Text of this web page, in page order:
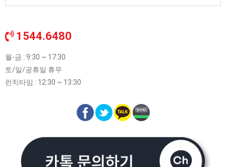
1544.6480
월-금 : 9:30 ~ 17:30
토/일/공휴일 휴무
런치타임 : 12:30 ~ 13:30